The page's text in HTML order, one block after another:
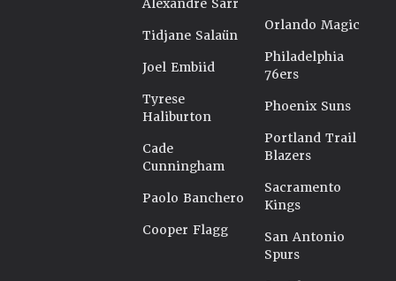
Alexandre Sarr
Tidjane Salaün
Joel Embiid
Tyrese
Haliburton
Cade
Cunningham
Paolo Banchero
Cooper Flagg
Orlando Magic
Philadelphia
76ers
Phoenix Suns
Portland Trail
Blazers
Sacramento
Kings
San Antonio
Spurs